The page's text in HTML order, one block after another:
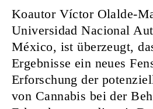
Koautor Víctor Olalde-
Universidad Nacional
México, ist überzeugt,
Ergebnisse ein neues
Erforschung der
von Cannabis bei der